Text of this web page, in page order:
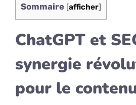
Sommaire [afficher]
ChatGPT et
synergie
pour le